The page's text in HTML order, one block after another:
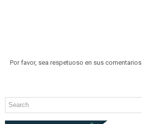
Por favor, sea respetuoso en sus comentarios.